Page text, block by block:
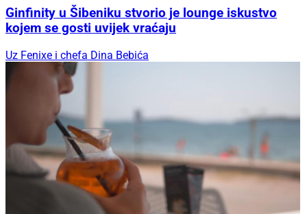
Ginfinity u Šibeniku stvorio je lounge iskustvo
kojem se gosti uvijek vraćaju
Uz Fenixe i chefa Dina Bebića